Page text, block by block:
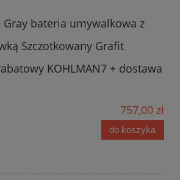
Gray bateria umywalkowa z
Szczotkowany Grafit
KOHLMAN7 + dostawa
757,00 zł
do koszyka